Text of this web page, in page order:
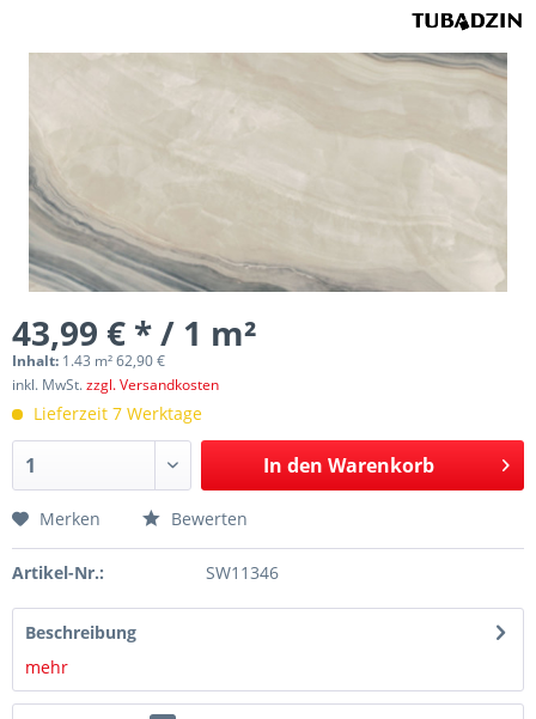
43,99 € * / 1 m²
Inhalt: 1.43 m² 62,90 €
inkl. MwSt.zzgl. Versandkosten
Lieferzeit 7 Werktage
In den Warenkorb
Merken Bewerten
Artikel-Nr.: SW11346
Beschreibung
mehr